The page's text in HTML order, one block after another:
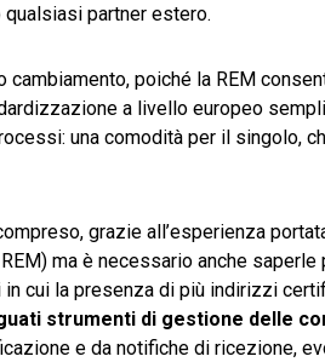
partner estero.
cambiamento, poiché la REM
a livello europeo
una comodità per il singolo,
grazie all’esperienza
ma è necessario anche
cui la presenza di più indirizzi
strumenti di gestione delle
e da notifiche di ricezione,